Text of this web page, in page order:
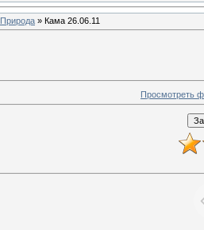
Природа » Кама 26.06.11
Просмотреть